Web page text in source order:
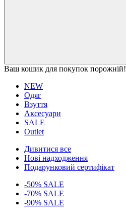
Ваш кошик для покупок порожній!
NEW
Одяг
Взуття
Аксесуари
SALE
Outlet
Дивитися все
Нові надходження
Подарунковий сертифікат
-50% SALE
-70% SALE
-90% SALE